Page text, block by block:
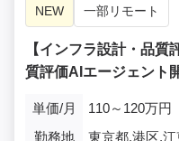
NEW 一部リモート
【インフラ設計・品
質評価AIエージェント
単価/月
110～120万円
勤務地
東京都,港区,江